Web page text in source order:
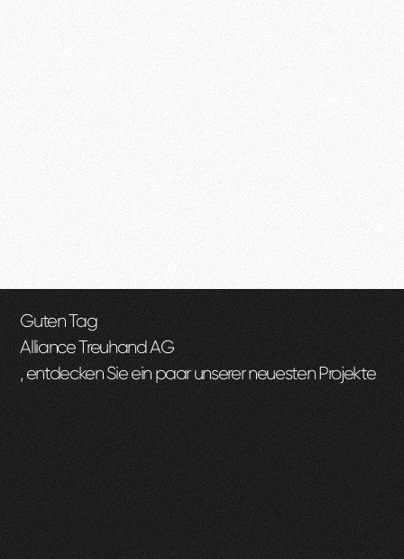
Guten Tag
Alliance Treuhand AG
, entdecken Sie ein paar unserer neuesten Projekte